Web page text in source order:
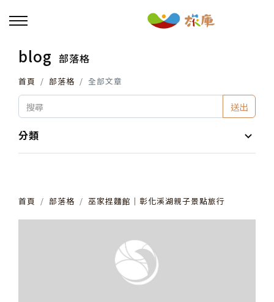
回主選單
活動報名
小旅行及主題導覽
其他活動
blog 部落格
首頁 部落格 全部文章
送出
分類
首頁 部落格 巫家捏麵館│彰化溪湖親子景點旅行